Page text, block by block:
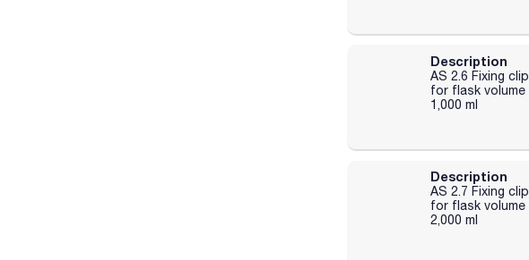
Description
AS 2.6 Fixing clip
for flask volume
1,000 ml
Description
AS 2.7 Fixing clip
for flask volume
2,000 ml